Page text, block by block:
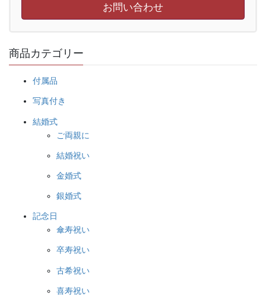
お問い合わせ
商品カテゴリー
付属品
写真付き
結婚式
ご両親に
結婚祝い
金婚式
銀婚式
記念日
傘寿祝い
卒寿祝い
古希祝い
喜寿祝い